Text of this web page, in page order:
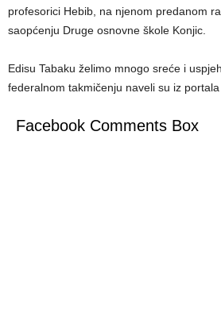
profesorici Hebib, na njenom predanom
saopćenju Druge osnovne škole Konjic.
Edisu Tabaku želimo mnogo sreće i
federalnom takmičenju naveli su iz portala
Facebook Comments Box